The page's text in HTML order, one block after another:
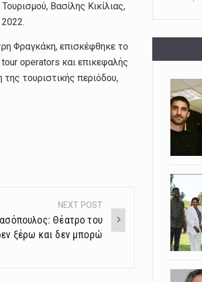
Βασίλης Κικίλιας,
Φραγκάκη, επισκέφθηκε το
operators και επικεφαλής
τουριστικής περιόδου,
NEXT POST
Θέατρο του
ξέρω και δεν μπορώ